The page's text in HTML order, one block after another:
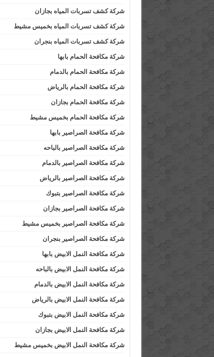
شركة كشف تسربات المياه بجازان
شركة كشف تسربات المياه بخميس مشيط
شركة كشف تسربات المياه بنجران
شركة مكافحة الحمام بابها
شركة مكافحة الحمام بالدمام
شركة مكافحة الحمام بالرياض
شركة مكافحة الحمام بجازان
شركة مكافحة الحمام بخميس مشيط
شركة مكافحة الصراصير بابها
شركة مكافحة الصراصير بالباحه
شركة مكافحة الصراصير بالدمام
شركة مكافحة الصراصير بالرياض
شركة مكافحة الصراصير بتبوك
شركة مكافحة الصراصير بجازان
شركة مكافحة الصراصير بخميس مشيط
شركة مكافحة الصراصير بنجران
شركة مكافحة النمل الابيض بابها
شركة مكافحة النمل الابيض بالباحه
شركة مكافحة النمل الابيض بالدمام
شركة مكافحة النمل الابيض بالرياض
شركة مكافحة النمل الابيض بتبوك
شركة مكافحة النمل الابيض بجازان
شركة مكافحة النمل الابيض بخميس مشيط